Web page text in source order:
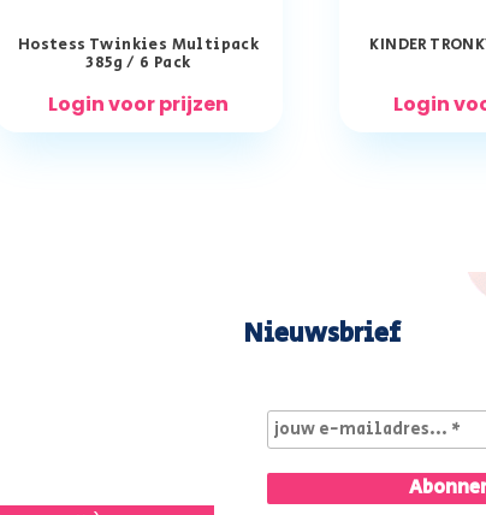
Hostess Twinkies Multipack
385g / 6 Pack
Login voor prijzen
KINDER
Login
Nieuwsbrief